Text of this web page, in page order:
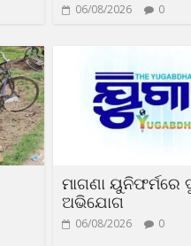
06/08/2026 0
ମାଗଣା ୟୁନିଫର୍ମରେ
ଅଭିଯୋଗ
06/08/2026 0